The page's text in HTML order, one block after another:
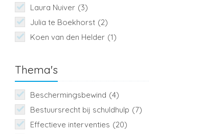
Laura Nuiver (3)
Julia te Boekhorst (2)
Koen van den Helder (1)
Thema's
Beschermingsbewind (4)
Bestuursrecht bij schuldhulp (7)
Effectieve interventies (20)